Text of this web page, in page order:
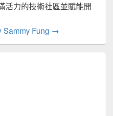
活力的技術社區並賦能開
Fung →